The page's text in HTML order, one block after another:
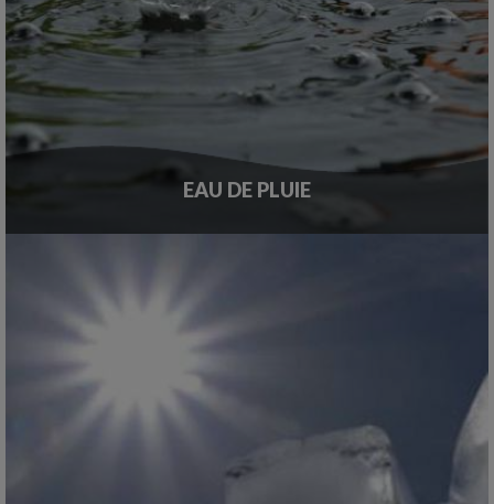
EAU DE PLUIE